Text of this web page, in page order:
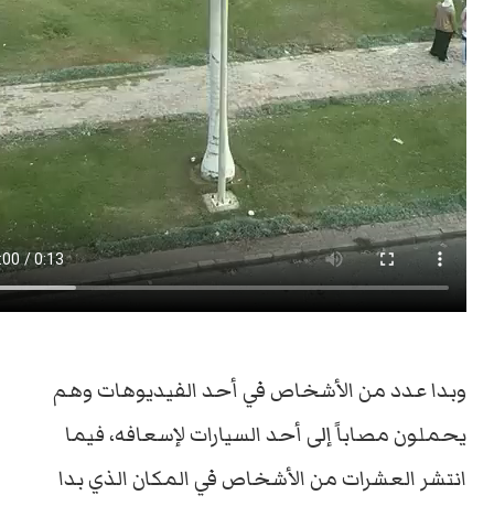
وبدا عدد من الأشخاص في أحد الفيديوهات وهم
يحملون مصاباً إلى أحد السيارات لإسعافه، فيما
انتشر العشرات من الأشخاص في المكان الذي بدا